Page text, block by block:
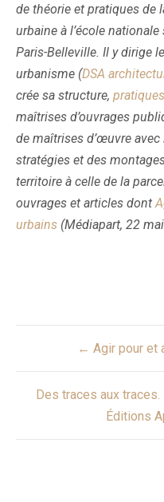
de théorie et pratiques de
urbaine à l’école
Paris-Belleville. Il y dirige
urbanisme (DSA
crée sa structure,
maîtrises d’ouvrages
de maîtrises d’œuvre
stratégies et des
territoire à celle de la
ouvrages et articles dont
urbains (Médiapart, 22
Navigation
l’article
← Agir pour et
Des traces aux
Éditions